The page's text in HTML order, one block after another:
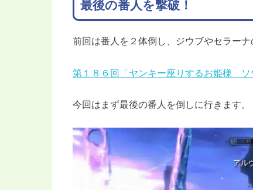
最後の番人を撃破！
前回は番人を２体倒し、ジウブやセラーナ
第１８６回「ヤンキー座りするお姫様 ソ
今回はまず最後の番人を倒しに行きます。